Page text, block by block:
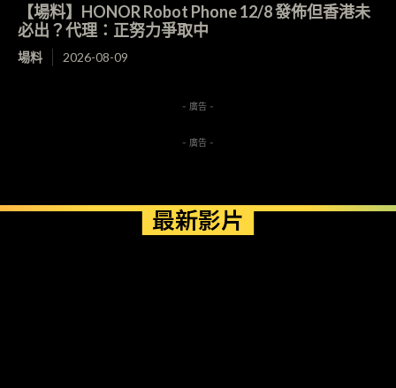
【場料】HONOR Robot Phone 12/8 發佈但香港未
必出？代理：正努力爭取中
場料 2026-08-09
- 廣告 -
- 廣告 -
最新影片